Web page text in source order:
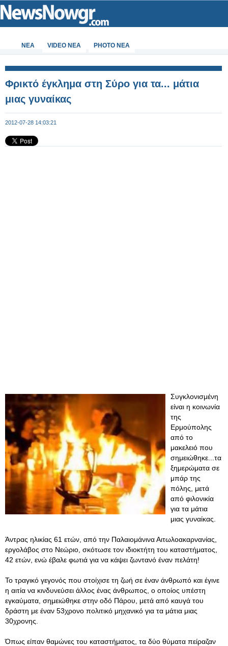
ΝΕΑ VIDEO NEA PHOTO NEA
Φρικτό έγκλημα στη Σύρο για τα... μάτια
μιας γυναίκας
2012-07-28 14:03:21
Συγκλονισμένη
είναι η κοινωνία
της
Ερμούπολης
από το
μακελειό που
σημειώθηκε...τα
ξημερώματα σε
μπάρ της
πόλης, μετά
από φιλονικία
για τα μάτια
μιας γυναίκας.
Άντρας ηλικίας 61 ετών, από την Παλαιομάνινα Αιτωλοακαρνανίας,
εργολάβος στο Νεώριο, σκότωσε τον ιδιοκτήτη του καταστήματος,
42 ετών, ενώ έβαλε φωτιά για να κάψει ζωντανό έναν πελάτη!
Το τραγικό γεγονός που στοίχισε τη ζωή σε έναν άνθρωπό και έγινε
η αιτία να κινδυνεύσει άλλος ένας άνθρωπος, ο οποίος υπέστη
εγκαύματα, σημειώθηκε στην οδό Πάρου, μετά από καυγά του
δράστη με έναν 53χρονο πολιτικό μηχανικό για τα μάτια μιας
30χρονης.
Όπως είπαν θαμώνες του καταστήματος, τα δύο θύματα πείραζαν